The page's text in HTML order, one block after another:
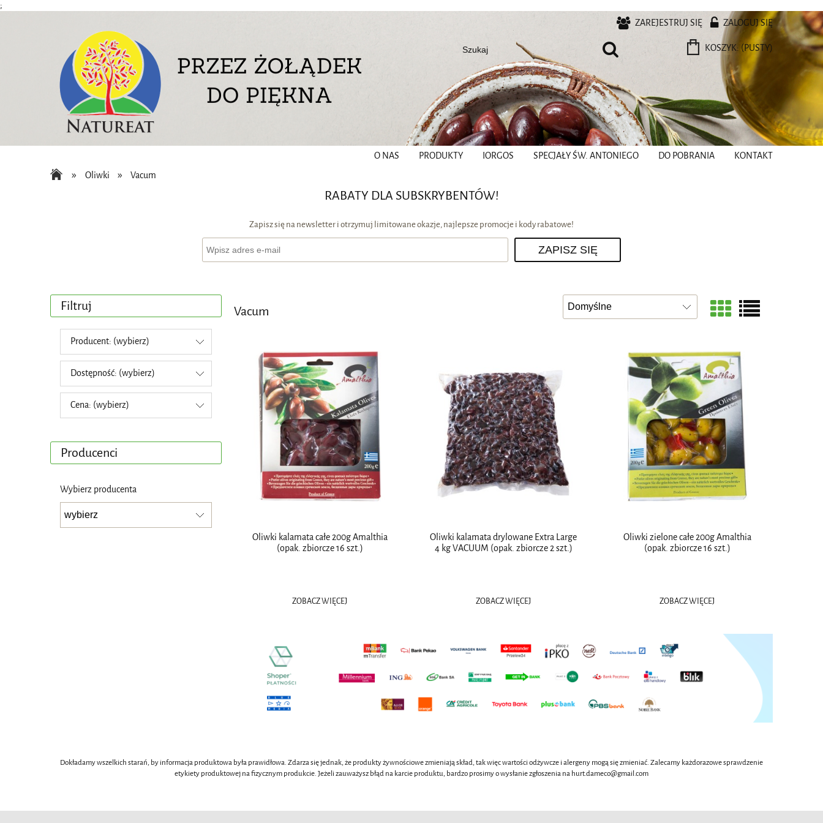
;
ZAREJESTRUJ SIĘ
ZALOGUJ SIĘ
KOSZYK: (PUSTY)
O NAS PRODUKTY IORGOS SPECJAŁY ŚW. ANTONIEGO DO POBRANIA KONTAKT
» Oliwki » Vacum
RABATY DLA SUBSKRYBENTÓW!
Zapisz się na newsletter i otrzymuj limitowane okazje, najlepsze promocje i kody rabatowe!
ZAPISZ SIĘ
Filtruj
Producent: (wybierz)
Dostępność: (wybierz)
Cena: (wybierz)
Producenci
Wybierz producenta
Vacum
Oliwki kalamata całe 200g Amalthia
(opak. zbiorcze 16 szt.)
ZOBACZ WIĘCEJ
Oliwki kalamata drylowane Extra Large
4 kg VACUUM (opak. zbiorcze 2 szt.)
ZOBACZ WIĘCEJ
Oliwki zielone całe 200g Amalthia
(opak. zbiorcze 16 szt.)
ZOBACZ WIĘCEJ
Dokładamy wszelkich starań, by informacja produktowa była prawidłowa. Zdarza się jednak, że produkty żywnościowe zmieniają skład, tak więc wartości odżywcze i alergeny mogą się zmieniać. Zalecamy każdorazowe sprawdzenie
etykiety produktowej na fizycznym produkcie. Jeżeli zauważysz błąd na karcie produktu, bardzo prosimy o wysłanie zgłoszenia na hurt.dameco@gmail.com